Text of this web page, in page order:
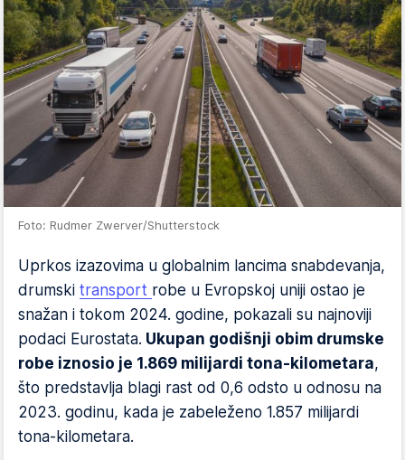
Foto: Rudmer Zwerver/Shutterstock
Uprkos izazovima u globalnim lancima snabdevanja,
drumski transport robe u Evropskoj uniji ostao je
snažan i tokom 2024. godine, pokazali su najnoviji
podaci Eurostata. Ukupan godišnji obim drumske
robe iznosio je 1.869 milijardi tona-kilometara,
što predstavlja blagi rast od 0,6 odsto u odnosu na
2023. godinu, kada je zabeleženo 1.857 milijardi
tona-kilometara.